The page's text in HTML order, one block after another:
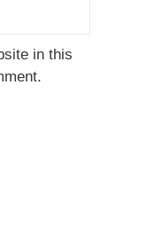
in this